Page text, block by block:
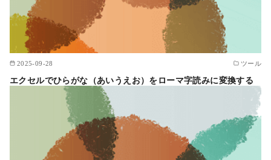
2025-09-28 ツール
エクセルでひらがな（あいうえお）をローマ字読みに変換する